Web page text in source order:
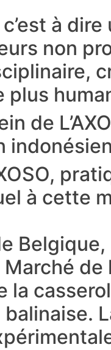
à
non
plus
de
à cette